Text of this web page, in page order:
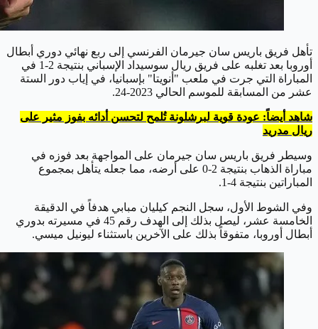
تأهل فريق باريس سان جيرمان الفرنسي إلى ربع نهائي دوري أبطال
أوروبا بعد تغلبه على فريق ريال سوسيداد الإسباني بنتيجة 2-1 في
المباراة التي جرت في ملعب "أنويتا" بإسبانيا، في إياب دور الستة
عشر من المسابقة للموسم الحالي 2023-24.
شاهد أيضاً: عودة قوية لبرشلونة تُلمح لتحسن أدائه بفوز مثير على
ريال مدريد
وسيطر فريق باريس سان جيرمان على المواجهة بعد فوزه في
مباراة الذهاب بنتيجة 2-0 على أرضه، مما جعله يتأهل بمجموع
المباراتين بنتيجة 4-1.
وفي الشوط الأول، سجل النجم كيليان مبابي هدفاً في الدقيقة
الخامسة عشر، ليصل بذلك إلى الهدف رقم 45 في مسيرته بدوري
أبطال أوروبا، متفوقاً بذلك على الآخرين باستثناء ليونيل ميسي.